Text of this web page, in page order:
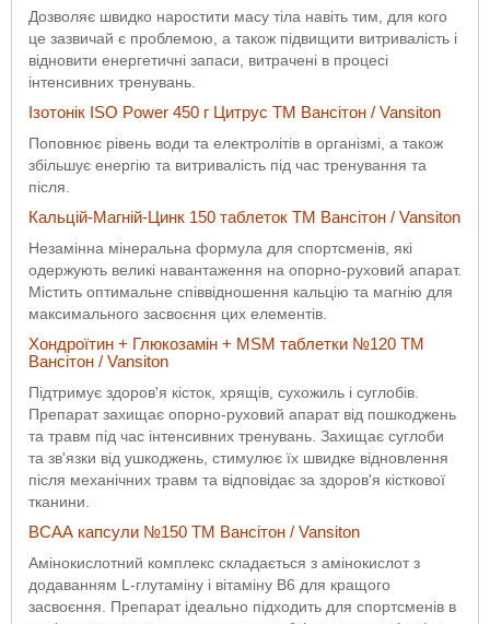
Дозволяє швидко наростити масу тіла навіть тим, для кого
це зазвичай є проблемою, а також підвищити витривалість і
відновити енергетичні запаси, витрачені в процесі
інтенсивних тренувань.
Ізотонік ISO Power 450 г Цитрус ТМ Вансітон / Vansiton
Поповнює рівень води та електролітів в організмі, а також
збільшує енергію та витривалість під час тренування та
після.
Кальцій-Магній-Цинк 150 таблеток ТМ Вансітон / Vansiton
Незамінна мінеральна формула для спортсменів, які
одержують великі навантаження на опорно-руховий апарат.
Містить оптимальне співвідношення кальцію та магнію для
максимального засвоєння цих елементів.
Хондроїтин + Глюкозамін + MSM таблетки №120 ТМ
Вансітон / Vansiton
Підтримує здоров'я кісток, хрящів, сухожиль і суглобів.
Препарат захищає опорно-руховий апарат від пошкоджень
та травм під час інтенсивних тренувань. Захищає суглоби
та зв'язки від ушкоджень, стимулює їх швидке відновлення
після механічних травм та відповідає за здоров'я кісткової
тканини.
ВСАА капсули №150 ТМ Вансітон / Vansiton
Амінокислотний комплекс складається з амінокислот з
додаванням L-глутаміну і вітаміну B6 для кращого
засвоєння. Препарат ідеально підходить для спортсменів в